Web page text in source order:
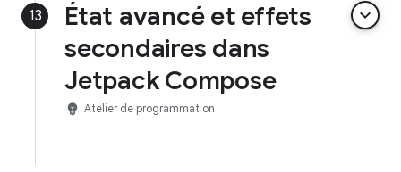
13
État avancé et effets
secondaires dans
Jetpack Compose
keyboard_arrow_down
emoji_objects Atelier de programmation